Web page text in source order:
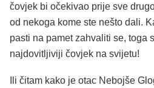
čovjek bi očekivao prije sve
od nekoga kome ste nešto dali.
pasti na pamet zahvaliti se, toga
najdovitljiviji čovjek na svijetu!
Ili čitam kako je otac Nebojše